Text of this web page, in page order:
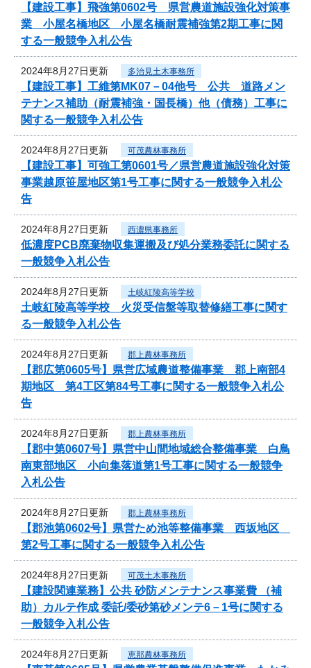
【建設工事】飛強第0602号 県営農道施設強化対策事
業 小屋名橋地区 小屋名橋耐震補強第2期工事に関
する一般競争入札公告
2024年8月27日更新 多治見土木事務所
【建設工事】工維第MK07－04他号 公共 道路メン
テナンス補助（耐震補強・国長橋）他（債務）工事に
関する一般競争入札公告
2024年8月27日更新 可茂農林事務所
【建設工事】可強工第0601号／県営農道施設強化対策
事業越原笹屋地区第1号工事に関する一般競争入札公
告
2024年8月27日更新 西濃県事務所
低濃度PCB廃棄物収集運搬及び処分業務委託に関する
一般競争入札公告
2024年8月27日更新 土岐紅陵高等学校
土岐紅陵高等学校 火災受信盤等取替修繕工事に関す
る一般競争入札公告
2024年8月27日更新 郡上農林事務所
【郡広第0605号】県営広域農道整備事業 郡上南部4
期地区 第4工区第84号工事に関する一般競争入札公
告
2024年8月27日更新 郡上農林事務所
【郡中第0607号】県営中山間地域総合整備事業 白鳥
南東部地区 小向集落道第1号工事に関する一般競争
入札公告
2024年8月27日更新 郡上農林事務所
【郡池第0602号】県営ため池等整備事業 西坂地区
第2号工事に関する一般競争入札公告
2024年8月27日更新 可茂土木事務所
【建設関連業務】公共 砂防メンテナンス事業費 （補
助）カルテ作成 委託/委砂第砂メンテ6－1号に関する
一般競争入札公告
2024年8月27日更新 恵那農林事務所